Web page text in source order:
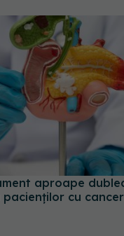
aproape
pacienților cu